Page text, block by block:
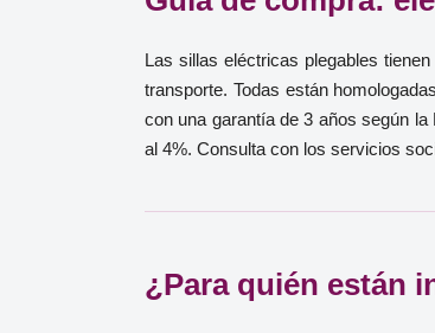
Las sillas eléctricas plegables
transporte. Todas están
con una garantía de 3 años según
al 4%. Consulta con los servicios
¿Para quién están